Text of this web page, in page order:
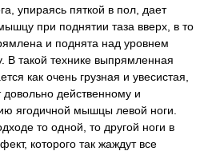
упираясь пяткой в пол, дает
при поднятии таза вверх, в то
и поднята над уровнем
В такой технике выпрямленная
как очень грузная и увесистая,
довольно действенному и
ягодичной мышцы левой ноги.
то одной, то другой ноги в
которого так жаждут все